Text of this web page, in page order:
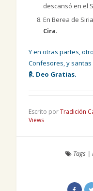
descansó en el
En Berea de
Cira.
Y en otras partes,
Confesores, y santas
℟. Deo Gratias.
Escrito porTradición
Views
Tags |